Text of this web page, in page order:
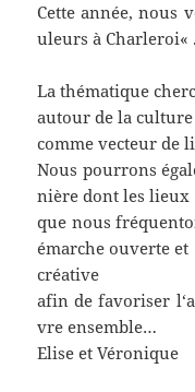
Cette année,nous
uleurs à Charleroi« .
La thématique
autour de la culture
comme vecteur de
Nous pourrons
nière dont les lieux
que nous
émarche ouverte et
créative
afin de favoriser l‘
vre ensemble…
Elise et Véronique